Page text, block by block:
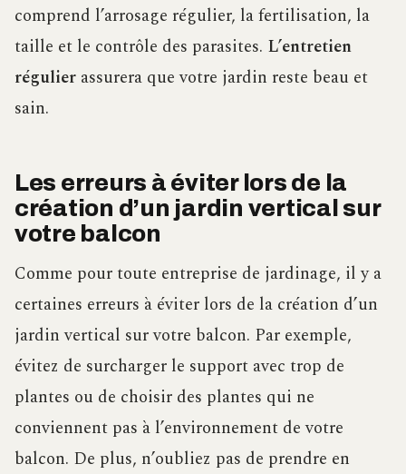
comprend l’arrosage régulier, la fertilisation, la
taille et le contrôle des parasites. L’entretien
régulier assurera que votre jardin reste beau et
sain.
Les erreurs à éviter lors de la
création d’un jardin vertical sur
votre balcon
Comme pour toute entreprise de jardinage, il y a
certaines erreurs à éviter lors de la création d’un
jardin vertical sur votre balcon. Par exemple,
évitez de surcharger le support avec trop de
plantes ou de choisir des plantes qui ne
conviennent pas à l’environnement de votre
balcon. De plus, n’oubliez pas de prendre en